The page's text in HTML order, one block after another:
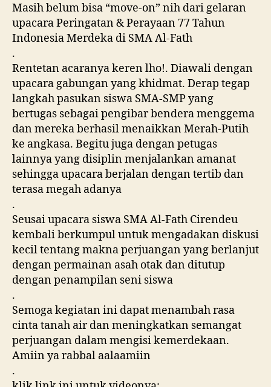
Masih belum bisa “move-on” nih dari gelaran
upacara Peringatan & Perayaan 77 Tahun
Indonesia Merdeka di SMA Al-Fath
.
Rentetan acaranya keren lho!. Diawali dengan
upacara gabungan yang khidmat. Derap tegap
langkah pasukan siswa SMA-SMP yang
bertugas sebagai pengibar bendera menggema
dan mereka berhasil menaikkan Merah-Putih
ke angkasa. Begitu juga dengan petugas
lainnya yang disiplin menjalankan amanat
sehingga upacara berjalan dengan tertib dan
terasa megah adanya
.
Seusai upacara siswa SMA Al-Fath Cirendeu
kembali berkumpul untuk mengadakan diskusi
kecil tentang makna perjuangan yang berlanjut
dengan permainan asah otak dan ditutup
dengan penampilan seni siswa
.
Semoga kegiatan ini dapat menambah rasa
cinta tanah air dan meningkatkan semangat
perjuangan dalam mengisi kemerdekaan.
Amiin ya rabbal aalaamiin
.